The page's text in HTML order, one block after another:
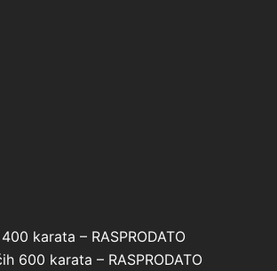
karata – RASPRODATO
600 karata – RASPRODATO